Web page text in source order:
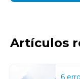
Artículos
6